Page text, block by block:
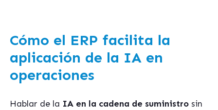
Cómo el ERP facilita la
aplicación de la IA en
operaciones
Hablar de la IA en la cadena de suministro sin